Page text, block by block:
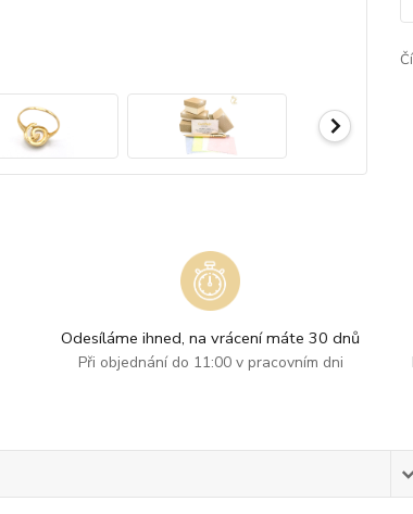
Odesíláme ihned, na vrácení máte 30 dnů
Při objednání do 11:00 v pracovním dni